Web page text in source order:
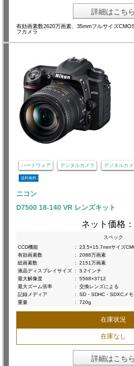
詳細はこちら
有効画素数2620万画素、35mmフルサイズ
フカメラ
ハードウェア デジタルカメラ デジタルカメ
送料無料
ニコン
D7500 18-140 VR レンズキット
ネット価格：
スペック
CCD機能
:
23.5×15.7mmサイズ
有効画素数
:
2088万画素
総画素数
:
2151万画素
液晶ディスプレイサイズ :
3.2インチ
最大解像度
:
5568×3712
最大ズーム倍率
:
交換レンズによる
記録メディア
:
SD・SDHC・SDXCメ
重量
: 720g
在庫状況
在庫なし
詳細はこちら